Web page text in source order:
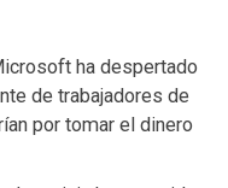
ha despertado
de trabajadores de
por tomar el dinero